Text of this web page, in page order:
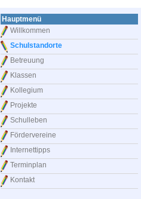
Hauptmenü
Willkommen
Schulstandorte
Betreuung
Klassen
Kollegium
Projekte
Schulleben
Fördervereine
Internettipps
Terminplan
Kontakt